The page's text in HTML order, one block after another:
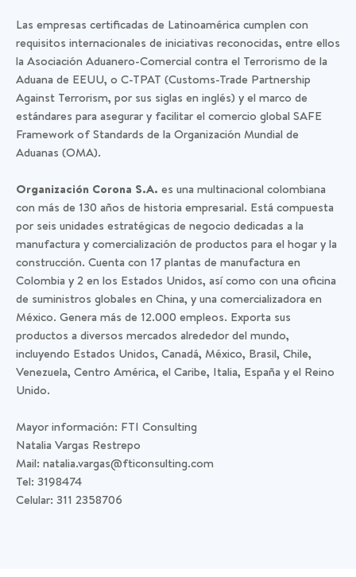
Las empresas certificadas de Latinoamérica cumplen con
requisitos internacionales de iniciativas reconocidas, entre ellos
la Asociación Aduanero-Comercial contra el Terrorismo de la
Aduana de EEUU, o C-TPAT (Customs-Trade Partnership
Against Terrorism, por sus siglas en inglés) y el marco de
estándares para asegurar y facilitar el comercio global SAFE
Framework of Standards de la Organización Mundial de
Aduanas (OMA).
Organización Corona S.A. es una multinacional colombiana
con más de 130 años de historia empresarial. Está compuesta
por seis unidades estratégicas de negocio dedicadas a la
manufactura y comercialización de productos para el hogar y la
construcción. Cuenta con 17 plantas de manufactura en
Colombia y 2 en los Estados Unidos, así como con una oficina
de suministros globales en China, y una comercializadora en
México. Genera más de 12.000 empleos. Exporta sus
productos a diversos mercados alrededor del mundo,
incluyendo Estados Unidos, Canadá, México, Brasil, Chile,
Venezuela, Centro América, el Caribe, Italia, España y el Reino
Unido.
Mayor información: FTI Consulting
Natalia Vargas Restrepo
Mail: natalia.vargas@fticonsulting.com
Tel: 3198474
Celular: 311 2358706